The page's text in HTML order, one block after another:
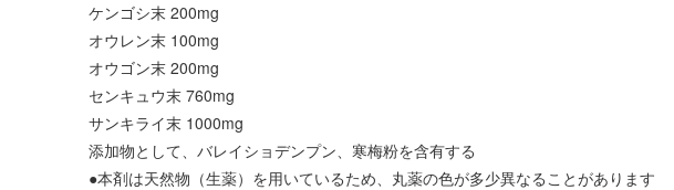
ケンゴシ末 200mg
オウレン末 100mg
オウゴン末 200mg
センキュウ末 760mg
サンキライ末 1000mg
添加物として、バレイショデンプン、寒梅粉を含有する
●本剤は天然物（生薬）を用いているため、丸薬の色が多少異なることがあります